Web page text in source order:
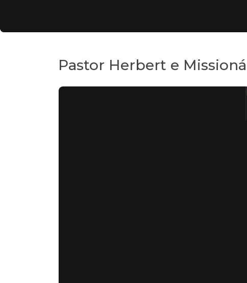
Pastor Herbert e